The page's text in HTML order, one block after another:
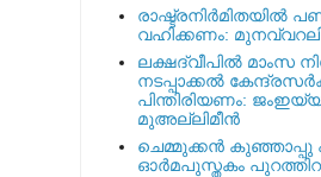
രാഷ്ട്രനിര്‍മിതയില്‍
വഹിക്കണം:
ലക്ഷദ്വീപില്‍ മാംസ
നടപ്പാക്കല്‍
പിന്തിരിയണം:
മുഅല്ലിമീന്‍
ചെമ്മുക്കന്‍ കുഞ്ഞാപ്പു
ഓര്‍മപുസ്തകം